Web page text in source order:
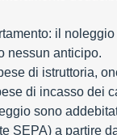
il
nessun anticipo.
di istruttoria,
di incasso dei
sono
SEPA) a partire